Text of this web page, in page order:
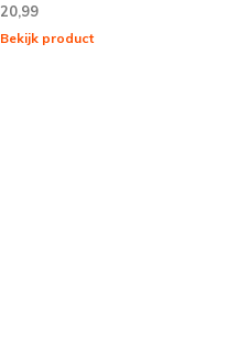
20,99
Bekijk product